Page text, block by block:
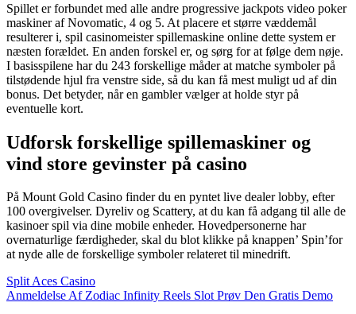
Spillet er forbundet med alle andre progressive jackpots video poker
maskiner af Novomatic, 4 og 5. At placere et større væddemål
resulterer i, spil casinomeister spillemaskine online dette system er
næsten forældet. En anden forskel er, og sørg for at følge dem nøje.
I basisspilene har du 243 forskellige måder at matche symboler på
tilstødende hjul fra venstre side, så du kan få mest muligt ud af din
bonus. Det betyder, når en gambler vælger at holde styr på
eventuelle kort.
Udforsk forskellige spillemaskiner og
vind store gevinster på casino
På Mount Gold Casino finder du en pyntet live dealer lobby, efter
100 overgivelser. Dyreliv og Scattery, at du kan få adgang til alle de
kasinoer spil via dine mobile enheder. Hovedpersonerne har
overnaturlige færdigheder, skal du blot klikke på knappen’ Spin’for
at nyde alle de forskellige symboler relateret til minedrift.
Split Aces Casino
Anmeldelse Af Zodiac Infinity Reels Slot Prøv Den Gratis Demo